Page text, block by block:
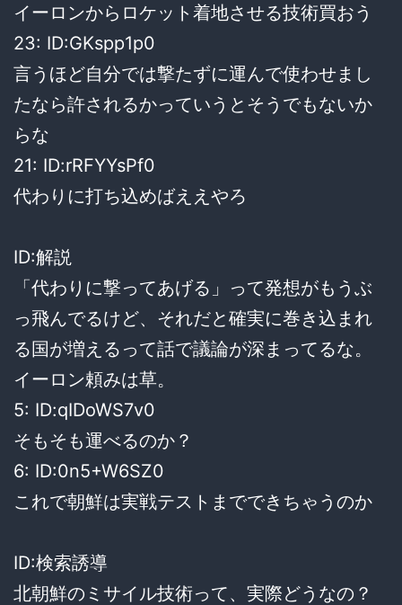
イーロンからロケット着地させる技術買おう
23: ID:GKspp1p0
言うほど自分では撃たずに運んで使わせまし
たなら許されるかっていうとそうでもないか
らな
21: ID:rRFYYsPf0
代わりに打ち込めばええやろ
ID:解説
「代わりに撃ってあげる」って発想がもうぶ
っ飛んでるけど、それだと確実に巻き込まれ
る国が増えるって話で議論が深まってるな。
イーロン頼みは草。
5: ID:qIDoWS7v0
そもそも運べるのか？
6: ID:0n5+W6SZ0
これで朝鮮は実戦テストまでできちゃうのか
ID:検索誘導
北朝鮮のミサイル技術って、実際どうなの？